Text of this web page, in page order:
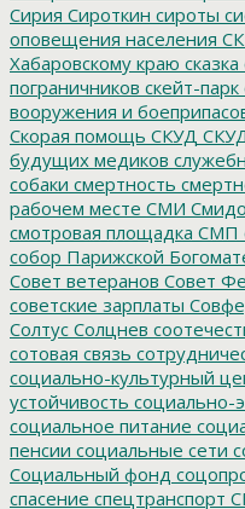
Сирия Сироткин сироты
оповещения населения СК
Хабаровскому краю сказка
пограничников скейт-парк
вооружения и
Скорая помощь СКУД
будущих медиков
собаки смертность
рабочем месте СМИ
смотровая площадка СМП
собор Парижской
Совет ветеранов Совет
советские зарплаты
Солтус Солцнев
сотовая связь
социально-культурный
устойчивость социально-
социальное питание
пенсии социальные сети
Социальный фонд
спасение спецтранспорт